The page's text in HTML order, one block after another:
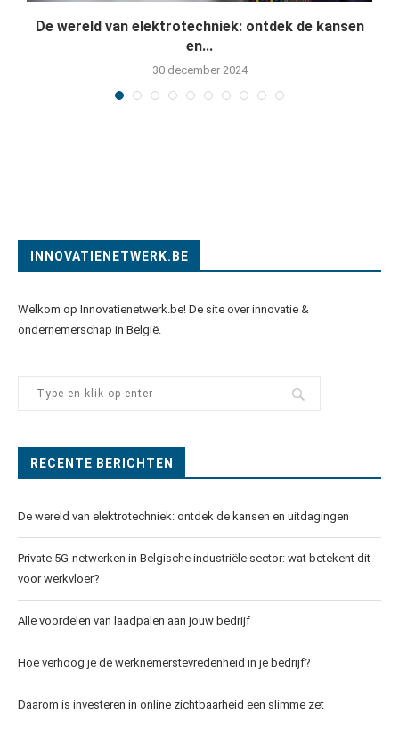
De wereld van elektrotechniek: ontdek de kansen
en...
30 december 2024
INNOVATIENETWERK.BE
Welkom op Innovatienetwerk.be! De site over innovatie &
ondernemerschap in België.
RECENTE BERICHTEN
De wereld van elektrotechniek: ontdek de kansen en uitdagingen
Private 5G-netwerken in Belgische industriële sector: wat betekent dit
voor werkvloer?
Alle voordelen van laadpalen aan jouw bedrijf
Hoe verhoog je de werknemerstevredenheid in je bedrijf?
Daarom is investeren in online zichtbaarheid een slimme zet